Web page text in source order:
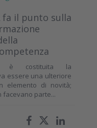
fa il punto sulla
è costituita la
essere una ulteriore
elemento di novità;
parte...